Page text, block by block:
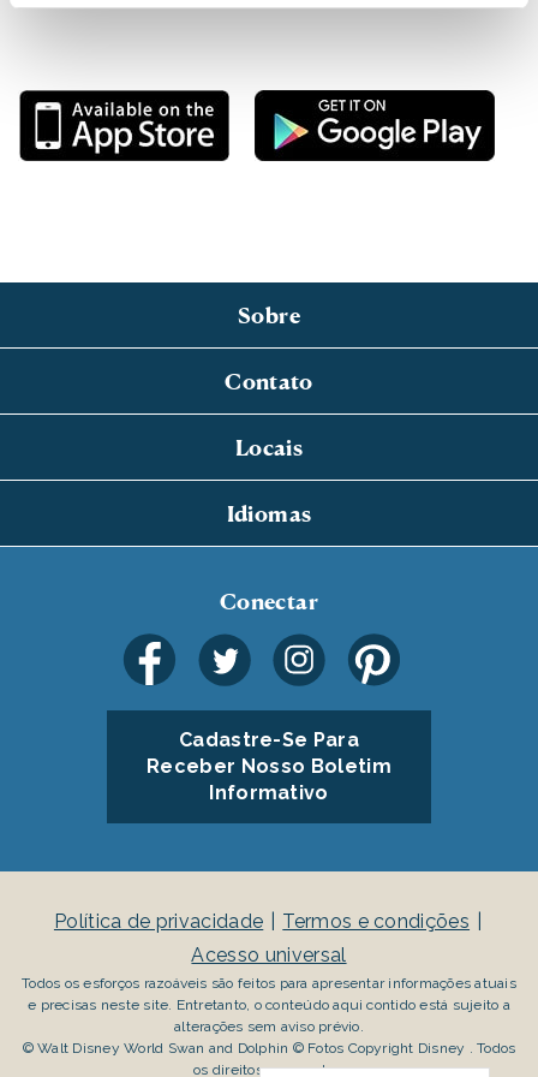
Sobre
Contato
Locais
Idiomas
Conectar
Cadastre-Se Para
Receber Nosso Boletim
Informativo
Política de privacidade
Termos e condições
Acesso universal
Todos os esforços razoáveis são feitos para apresentar informações atuais
e precisas neste site. Entretanto, o conteúdo aqui contido está sujeito a
alterações sem aviso prévio.
© Walt Disney World Swan and Dolphin © Fotos Copyright Disney . Todos
os direitos reservados.